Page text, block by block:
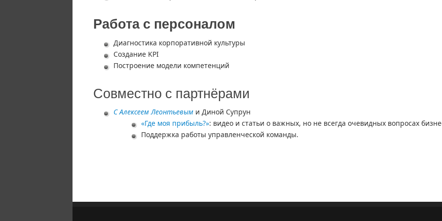
Работа с персоналом
Диагностика корпоративной культуры
Создание KPI
Построение модели компетенций
Совместно с партнёрами
С Алексеем Леонтьевым и Диной Супрун
«Где моя прибыль?»: видео и статьи о важных, но не всегда очевидных вопросах
Поддержка работы управленческой команды.